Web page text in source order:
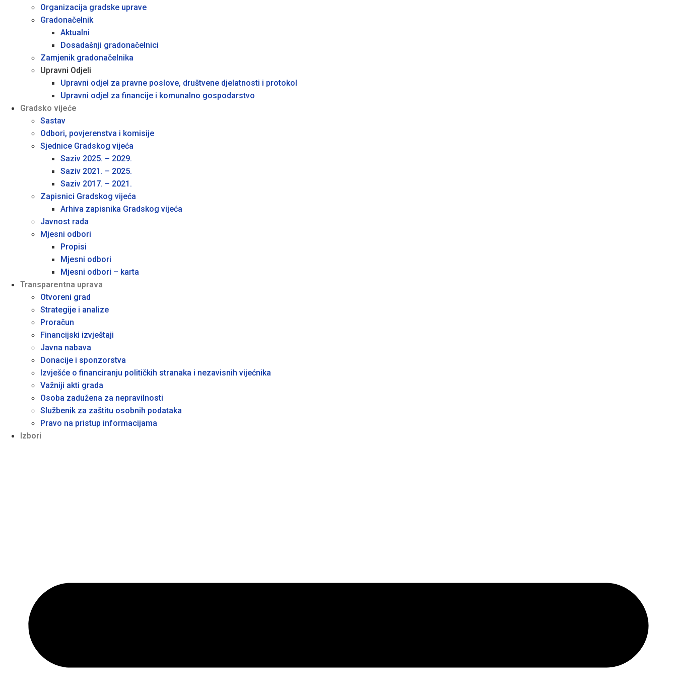
Organizacija gradske uprave
Gradonačelnik
Aktualni
Dosadašnji gradonačelnici
Zamjenik gradonačelnika
Upravni Odjeli
Upravni odjel za pravne poslove, društvene djelatnosti i protokol
Upravni odjel za financije i komunalno gospodarstvo
Gradsko vijeće
Sastav
Odbori, povjerenstva i komisije
Sjednice Gradskog vijeća
Saziv 2025. – 2029.
Saziv 2021. – 2025.
Saziv 2017. – 2021.
Zapisnici Gradskog vijeća
Arhiva zapisnika Gradskog vijeća
Javnost rada
Mjesni odbori
Propisi
Mjesni odbori
Mjesni odbori – karta
Transparentna uprava
Otvoreni grad
Strategije i analize
Proračun
Financijski izvještaji
Javna nabava
Donacije i sponzorstva
Izvješće o financiranju političkih stranaka i nezavisnih vijećnika
Važniji akti grada
Osoba zadužena za nepravilnosti
Službenik za zaštitu osobnih podataka
Pravo na pristup informacijama
Izbori